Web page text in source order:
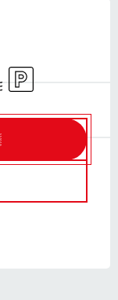
/ Area giochi
Parcheggio